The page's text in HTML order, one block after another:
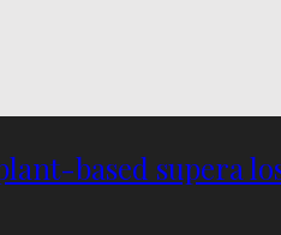
based supera